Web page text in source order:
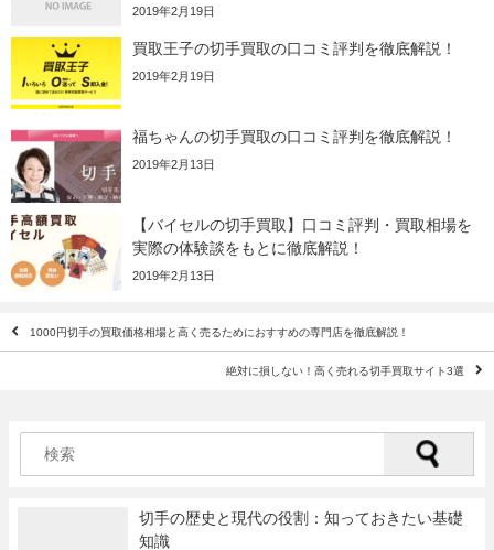
2019年2月19日
買取王子の切手買取の口コミ評判を徹底解説！
2019年2月19日
福ちゃんの切手買取の口コミ評判を徹底解説！
2019年2月13日
【バイセルの切手買取】口コミ評判・買取相場を
実際の体験談をもとに徹底解説！
2019年2月13日
1000円切手の買取価格相場と高く売るためにおすすめの専門店を徹底解説！
絶対に損しない！高く売れる切手買取サイト3選
切手の歴史と現代の役割：知っておきたい基礎
知識